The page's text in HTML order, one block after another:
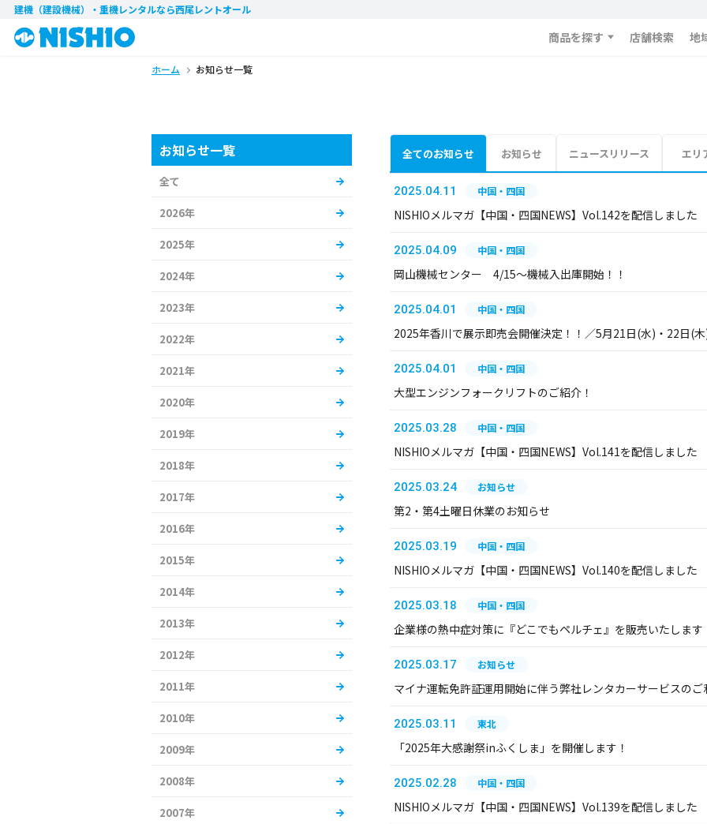
建機（建設機械）・重機レンタルなら西尾レントオール
商品を探す 店舗検索 地
ホーム お知らせ一覧
全てのお知らせ お知らせ ニュースリリース エリ
2025.04.11 中国・四国
NISHIOメルマガ【中国・四国NEWS】Vol.142を配信しました
2025.04.09 中国・四国
岡山機械センター 4/15～機械入出庫開始！！
2025.04.01 中国・四国
2025年香川で展示即売会開催決定！！／5月21日(水)・22日(
2025.04.01 中国・四国
大型エンジンフォークリフトのご紹介！
2025.03.28 中国・四国
NISHIOメルマガ【中国・四国NEWS】Vol.141を配信しました
2025.03.24 お知らせ
第2・第4土曜日休業のお知らせ
2025.03.19 中国・四国
NISHIOメルマガ【中国・四国NEWS】Vol.140を配信しました
2025.03.18 中国・四国
企業様の熱中症対策に『どこでもペルチェ』を販売いたします
2025.03.17 お知らせ
マイナ運転免許証運用開始に伴う弊社レンタカーサービスのご
2025.03.11 東北
「2025年大感謝祭inふくしま」を開催します！
2025.02.28 中国・四国
NISHIOメルマガ【中国・四国NEWS】Vol.139を配信しました
お知らせ一覧
全て
2026年
2025年
2024年
2023年
2022年
2021年
2020年
2019年
2018年
2017年
2016年
2015年
2014年
2013年
2012年
2011年
2010年
2009年
2008年
2007年